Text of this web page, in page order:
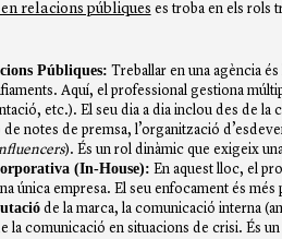
relacions públiques es troba en els rols
Públiques: Treballar en una agència
Aquí, el professional gestiona
etc.). El seu dia a dia inclou des de la
notes de premsa, l’organització
). És un rol dinàmic que exigeix
(In-House): En aquest lloc, el
única empresa. El seu enfocament és
de la marca, la comunicació interna
la comunicació en situacions de crisi. És